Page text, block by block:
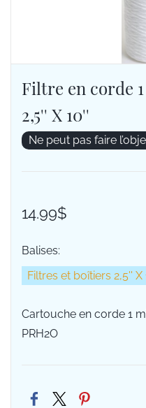
Filtre en corde
2,5'' X 10''
Ne peut pas faire
14.99$
Balises:
Filtres et boîtiers 2,5''
Cartouche en corde 1
PRH2O